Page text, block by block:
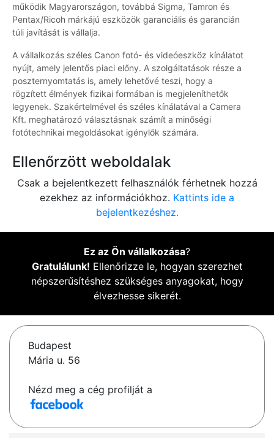
működik Magyarországon, továbbá Sigma, Tamron és
Pentax/Ricoh márkájú eszközök garanciális és garancián
túli javítását is vállalja.
A vállalkozás széles Canon fotó- és videóeszköz kínálatot
nyújt, amely jelentős piaci előny. A szolgáltatások része a
poszternyomtatás is, amely lehetővé teszi, hogy a
rögzített élmények fizikai formában is megjeleníthetők
legyenek. Szakértelmével és széles kínálatával a Camera
Kft. meghatározó választásnak számít a minőségi
fotótechnikai megoldásokat igénylők számára.
Ellenőrzött weboldalak
Csak a bejelentkezett felhasználók férhetnek hozzá
ezekhez az információkhoz. Kattints ide a
bejelentkezéshez.
Ez az Ön vállalkozása?
Gratulálunk! Ellenőrizze le, hogyan szerezhet
népszerűsítéshez szükséges anyagokat, hogy
élvezhesse sikerét.
Budapest
Mária u. 56
Nézd meg a cég profilját a